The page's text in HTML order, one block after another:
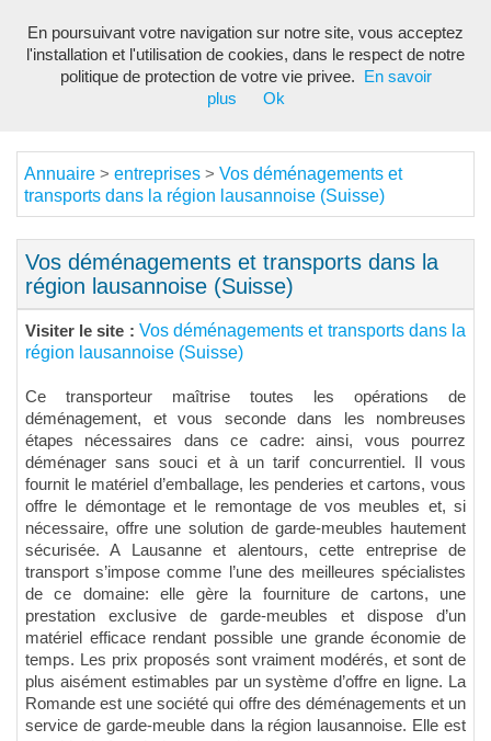
Annuaire > entreprises > Vos déménagements et
transports dans la région lausannoise (Suisse)
Vos déménagements et transports dans la
région lausannoise (Suisse)
Visiter le site : Vos déménagements et transports dans la
région lausannoise (Suisse)
Ce transporteur maîtrise toutes les opérations de
déménagement, et vous seconde dans les nombreuses
étapes nécessaires dans ce cadre: ainsi, vous pourrez
déménager sans souci et à un tarif concurrentiel. Il vous
fournit le matériel d’emballage, les penderies et cartons, vous
offre le démontage et le remontage de vos meubles et, si
nécessaire, offre une solution de garde-meubles hautement
sécurisée. A Lausanne et alentours, cette entreprise de
transport s’impose comme l’une des meilleures spécialistes
de ce domaine: elle gère la fourniture de cartons, une
prestation exclusive de garde-meubles et dispose d’un
matériel efficace rendant possible une grande économie de
temps. Les prix proposés sont vraiment modérés, et sont de
plus aisément estimables par un système d’offre en ligne. La
Romande est une société qui offre des déménagements et un
service de garde-meuble dans la région lausannoise. Elle est
En poursuivant votre navigation sur notre site, vous acceptez
l'installation et l'utilisation de cookies, dans le respect de notre
politique de protection de votre vie privee.
En savoir
plus
Ok